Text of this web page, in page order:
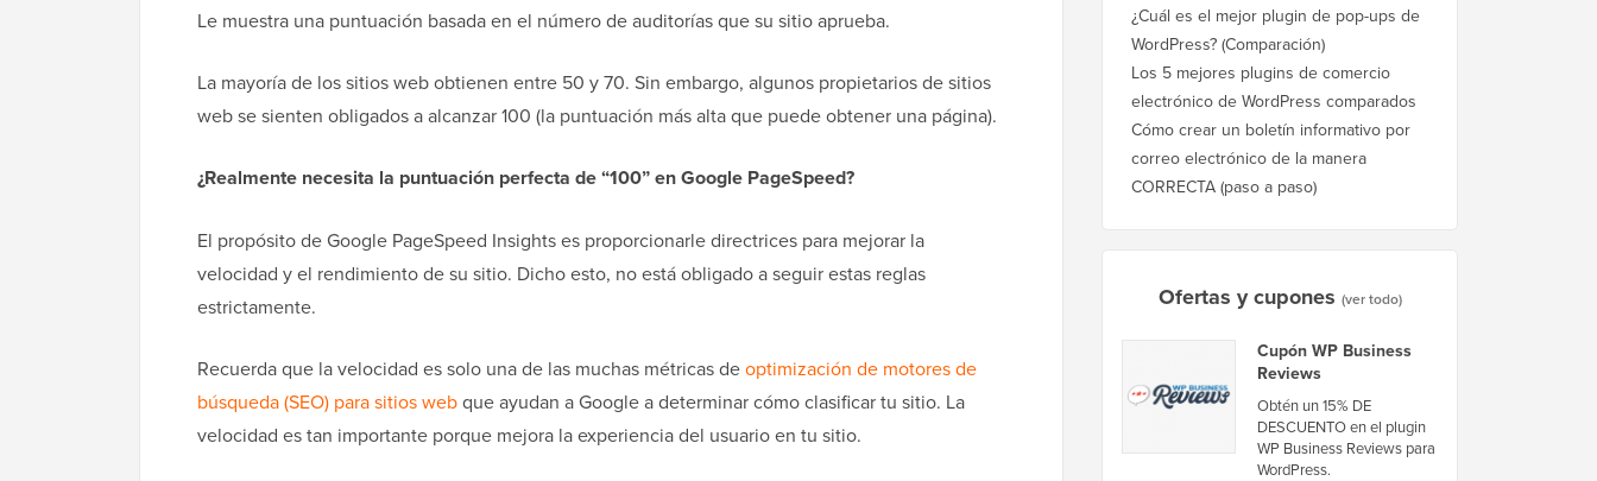
Le muestra una puntuación basada en el número de auditorías que su sitio aprueba.
La mayoría de los sitios web obtienen entre 50 y 70. Sin embargo, algunos propietarios de sitios
web se sienten obligados a alcanzar 100 (la puntuación más alta que puede obtener una página).
¿Realmente necesita la puntuación perfecta de “100” en Google PageSpeed?
El propósito de Google PageSpeed Insights es proporcionarle directrices para mejorar la
velocidad y el rendimiento de su sitio. Dicho esto, no está obligado a seguir estas reglas
estrictamente.
Recuerda que la velocidad es solo una de las muchas métricas deoptimización de motores de
búsqueda (SEO) para sitios webque ayudan a Google a determinar cómo clasificar tu sitio. La
velocidad es tan importante porque mejora la experiencia del usuario en tu sitio.
¿Cuál es el mejor plugin de pop-ups de
WordPress? (Comparación)
Los 5 mejores plugins de comercio
electrónico de WordPress comparados
Cómo crear un boletín informativo por
correo electrónico de la manera
CORRECTA (paso a paso)
Ofertas y cupones (ver todo)
Cupón WP Business
Reviews
Obtén un 15% DE
DESCUENTO en el plugin
WP Business Reviews para
WordPress.